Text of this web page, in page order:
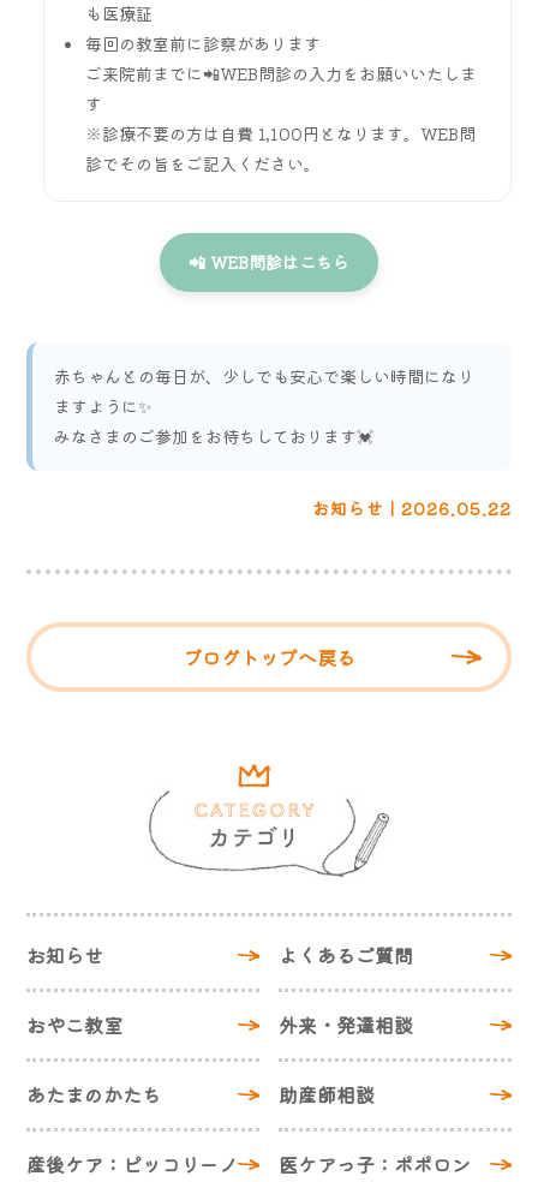
も医療証
毎回の教室前に診察があります
ご来院前までに📲WEB問診の入力をお願いいたしま
す
※診療不要の方は自費 1,100円となります。WEB問
診でその旨をご記入ください。
📲 WEB問診はこちら
赤ちゃんとの毎日が、少しでも安心で楽しい時間になり
ますように✨
みなさまのご参加をお待ちしております💓
お知らせ | 2026.05.22
ブログトップへ戻る
お知らせ よくあるご質問
おやこ教室 外来・発達相談
あたまのかたち 助産師相談
産後ケア：ピッコリーノ 医ケアっ子：ポポロン